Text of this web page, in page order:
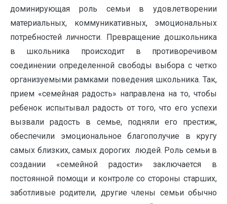
доминирующая роль семьи в удовлетворении
материальных, коммуникативных, эмоциональных
потребностей личности. Превращение дошкольника
в школьника происходит в противоречивом
соединении определенной свободы выбора с четко
организуемыми рамками поведения школьника. Так,
прием «семейная радость» направлена на то, чтобы
ребенок испытывал радость от того, что его успехи
вызвали радость в семье, подняли его престиж,
обеспечили эмоциональное благополучие в кругу
самых близких, самых дорогих людей. Роль семьи в
создании «семейной радости» заключается в
постоянной помощи и контроле со стороны старших,
заботливые родители, другие члены семьи обычно